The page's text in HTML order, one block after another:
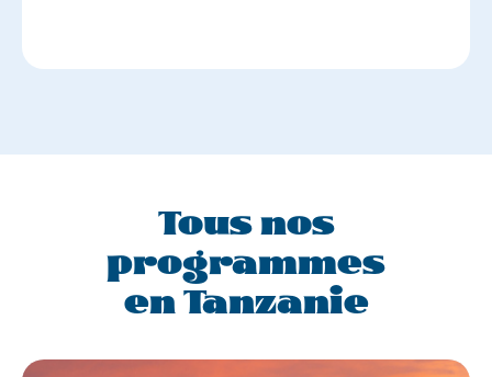
Tous nos
programmes
en Tanzanie